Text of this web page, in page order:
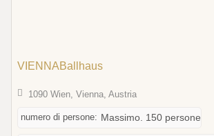
VIENNABallhaus
1090 Wien, Vienna, Austria
numero di persone: Massimo. 150 persone